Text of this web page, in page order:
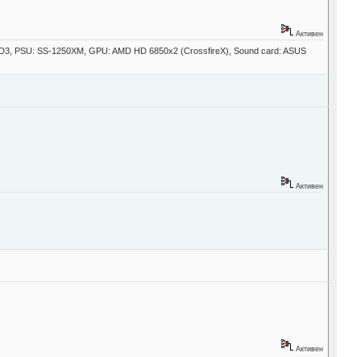
Активен
PSU: SS-1250XM, GPU: AMD HD 6850x2 (CrossfireX), Sound card: ASUS
Активен
Активен